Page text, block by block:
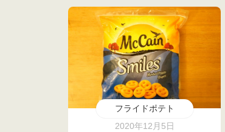
フライドポテト
2020年12月5日